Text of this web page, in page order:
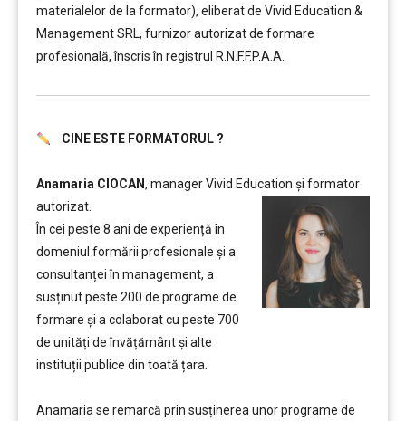
materialelor de la formator), eliberat de Vivid Education &
Management SRL, furnizor autorizat de formare
profesională, înscris în registrul R.N.F.F.P.A.A.
CINE ESTE FORMATORUL ?
Anamaria CIOCAN, manager Vivid Education și formator
autorizat.
În cei peste 8 ani de experiență în
domeniul formării profesionale și a
consultanței în management, a
susținut peste 200 de programe de
formare și a colaborat cu peste 700
de unități de învățământ şi alte
instituții publice din toată țara.
Anamaria se remarcă prin susținerea unor programe de